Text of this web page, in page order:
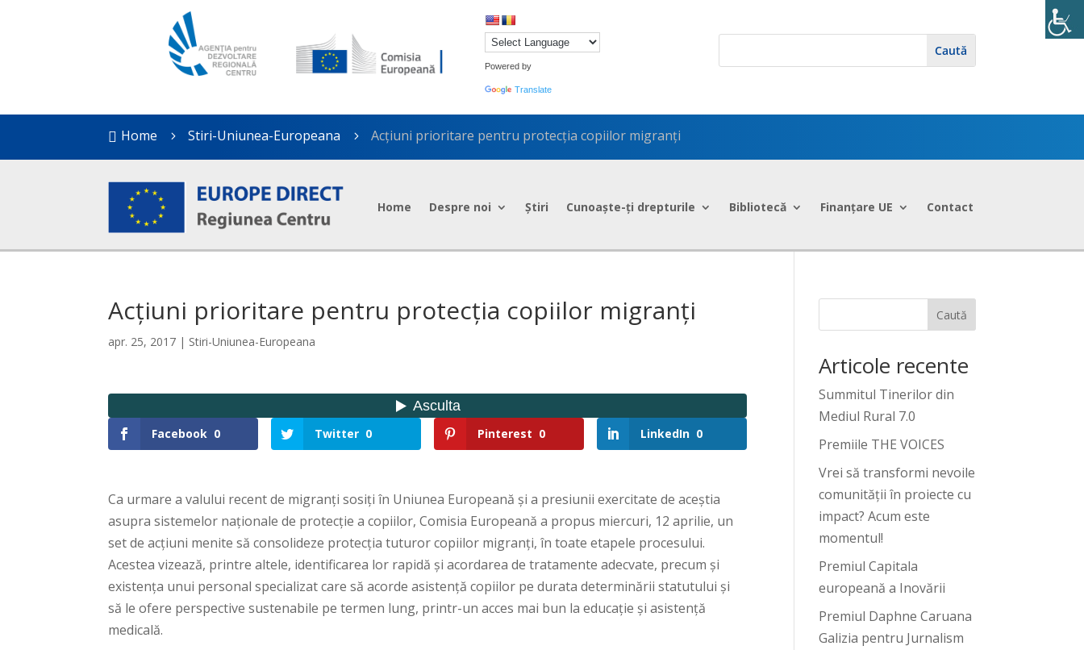
Powered by
Translate
 Home 5 Stiri-Uniunea-Europeana 5 Acțiuni prioritare pentru protecția copiilor migranți
Home Despre noi Știri Cunoaște-ți drepturile Bibliotecă Finanțare UE Contact
Acțiuni prioritare pentru protecția copiilor migranți
apr. 25, 2017 | Stiri-Uniunea-Europeana
Facebook 0 Twitter 0 Pinterest 0 LinkedIn 0
Ca urmare a valului recent de migranți sosiți în Uniunea Europeană și a presiunii exercitate de aceștia
asupra sistemelor naționale de protecție a copiilor, Comisia Europeană a propus miercuri, 12 aprilie, un
set de acțiuni menite să consolideze protecția tuturor copiilor migranți, în toate etapele procesului.
Acestea vizează, printre altele, identificarea lor rapidă și acordarea de tratamente adecvate, precum și
existența unui personal specializat care să acorde asistență copiilor pe durata determinării statutului și
să le ofere perspective sustenabile pe termen lung, printr-un acces mai bun la educație și asistență
medicală.
Caută
Articole recente
Summitul Tinerilor din
Mediul Rural 7.0
Premiile THE VOICES
Vrei să transformi nevoile
comunității în proiecte cu
impact? Acum este
momentul!
Premiul Capitala
europeană a Inovării
Premiul Daphne Caruana
Galizia pentru Jurnalism